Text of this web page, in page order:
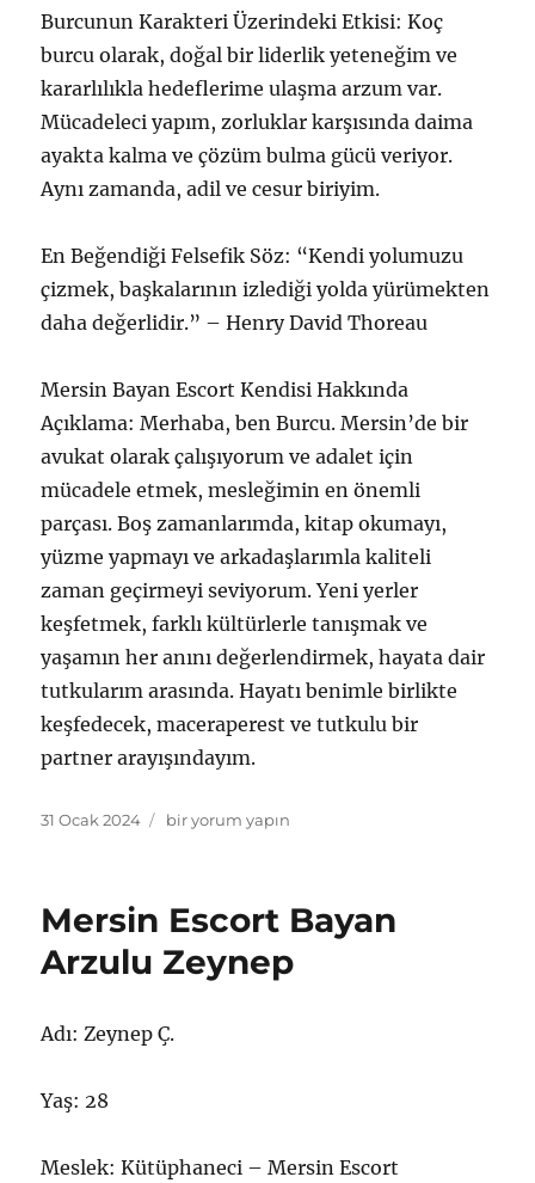
Burcunun Karakteri Üzerindeki Etkisi: Koç
burcu olarak, doğal bir liderlik yeteneğim ve
kararlılıkla hedeflerime ulaşma arzum var.
Mücadeleci yapım, zorluklar karşısında daima
ayakta kalma ve çözüm bulma gücü veriyor.
Aynı zamanda, adil ve cesur biriyim.
En Beğendiği Felsefik Söz: “Kendi yolumuzu
çizmek, başkalarının izlediği yolda yürümekten
daha değerlidir.” – Henry David Thoreau
Mersin Bayan Escort Kendisi Hakkında
Açıklama: Merhaba, ben Burcu. Mersin’de bir
avukat olarak çalışıyorum ve adalet için
mücadele etmek, mesleğimin en önemli
parçası. Boş zamanlarımda, kitap okumayı,
yüzme yapmayı ve arkadaşlarımla kaliteli
zaman geçirmeyi seviyorum. Yeni yerler
keşfetmek, farklı kültürlerle tanışmak ve
yaşamın her anını değerlendirmek, hayata dair
tutkularım arasında. Hayatı benimle birlikte
keşfedecek, maceraperest ve tutkulu bir
partner arayışındayım.
Yayın
31 Ocak 2024
Mersin
Bomba
için
bir yorum yapın
Mersin Escort Bayan
Arzulu Zeynep
Adı: Zeynep Ç.
Yaş: 28
Meslek: Kütüphaneci – Mersin Escort